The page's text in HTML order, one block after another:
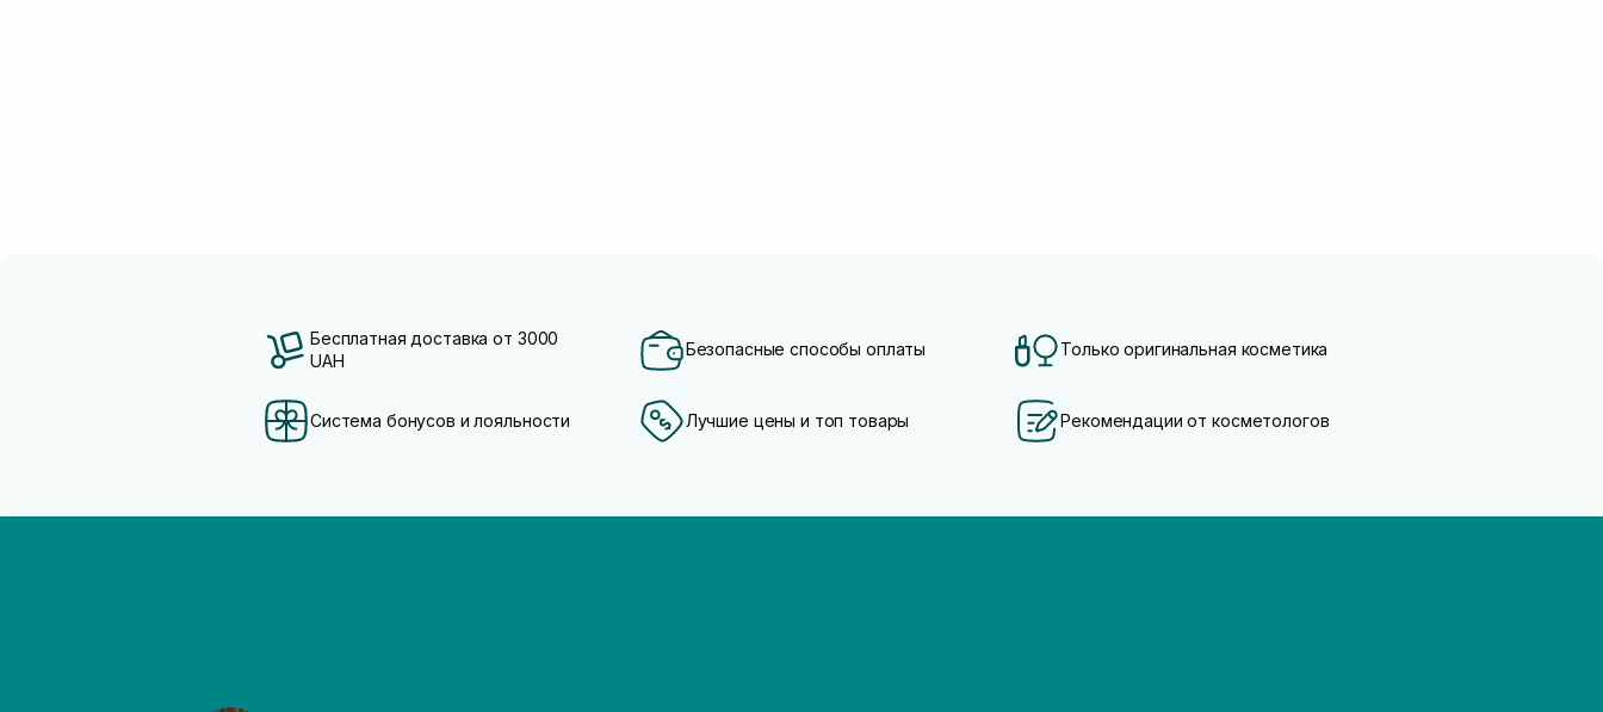
Бесплатная доставка от 3000
UAH
Безопасные способы оплаты Только оригинальная косметика
Система бонусов и лояльности Лучшие цены и топ товары Рекомендации от косметологов